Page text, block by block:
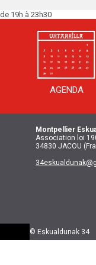
de 19h à 23h30
AGENDA
Montpellier
Association loi
34830 JACOU
© Eskualdunak 34